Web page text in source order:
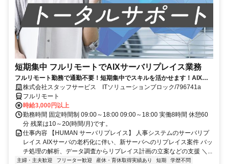
短期集中 フルリモートでAIXサーバリプレイス業務
フルリモート勤務で通勤不要！短期集中でスキルを活かせます！AIXの
経験を積むチャンス！
株式会社スタッフサービス ITソリューションブロック/796741a
フルリモート
時給3,000円以上
勤務時間 固定時間制 09:00～18:00 09:00～18:00 実働8時間 休憩60
分 残業は10～20(時間/月)です。
仕事内容 【HUMAN サーバリプレイス】 人事システムのサーバリプ
レイス AIXサーバの老朽化に伴い、新サーバへのリプレイス案件 バッ
チ処理の解析、データ調査からリプレイス計画の立案などの支援 ＼...
主婦・主夫歓迎 フリーター歓迎 産休・育休取得実績あり 短期
学歴不問